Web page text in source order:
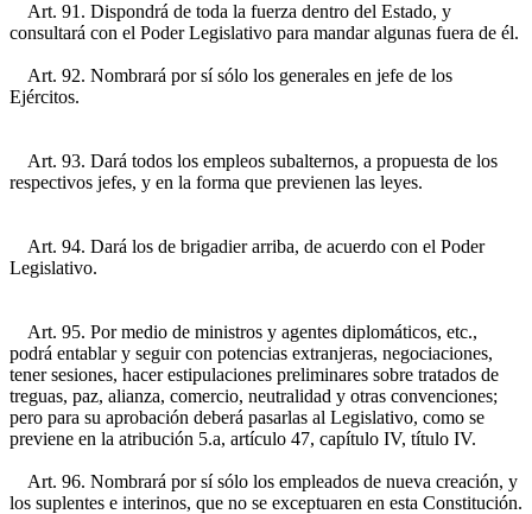
Art. 91. Dispondrá de toda la fuerza dentro del Estado, y
consultará con el Poder Legislativo para mandar algunas fuera de él.
Art. 92. Nombrará por sí sólo los generales en jefe de los
Ejércitos.
Art. 93. Dará todos los empleos subalternos, a propuesta de los
respectivos jefes, y en la forma que previenen las leyes.
Art. 94. Dará los de brigadier arriba, de acuerdo con el Poder
Legislativo.
Art. 95. Por medio de ministros y agentes diplomáticos, etc.,
podrá entablar y seguir con potencias extranjeras, negociaciones,
tener sesiones, hacer estipulaciones preliminares sobre tratados de
treguas, paz, alianza, comercio, neutralidad y otras convenciones;
pero para su aprobación deberá pasarlas al Legislativo, como se
previene en la atribución 5.a, artículo 47, capítulo IV, título IV.
Art. 96. Nombrará por sí sólo los empleados de nueva creación, y
los suplentes e interinos, que no se exceptuaren en esta Constitución.